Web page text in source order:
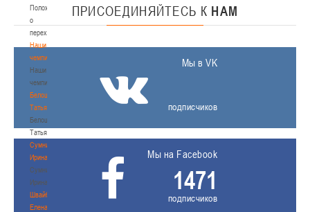
Положение
о
переходах
Наши
чемпионы
Наши
чемпионы
Белошапко
Татьяна
Белошапко
Татьяна
Сумникова
Ирина
Сумникова
Ирина
Швайбович
Елена
ПРИСОЕДИНЯЙТЕСЬ К НАМ
Мы в VK
подписчиков
Мы на Facebook
1471
подписчиков